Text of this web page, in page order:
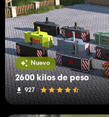
Nuevo
2600 kilos de peso
927